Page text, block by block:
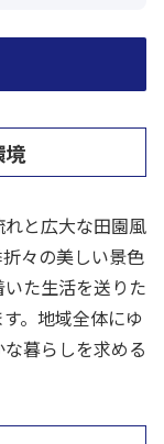
境
と広大な田園風
々の美しい景色
た生活を送りた
。地域全体にゆ
暮らしを求める